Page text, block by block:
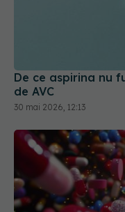
De ce aspirina nu
de AVC
30 mai 2026, 12:13